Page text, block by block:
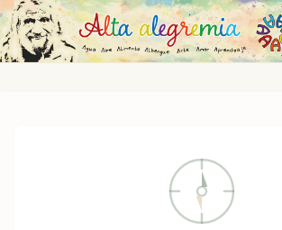
Saltar al contenido principal